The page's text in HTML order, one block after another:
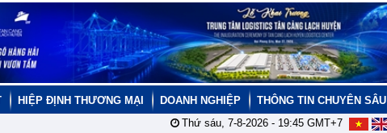
HIỆP ĐỊNH THƯƠNG MẠI DOANH NGHIỆP THÔNG TIN CHUYÊN SÂU
Thứ sáu, 7-8-2026 - 19:45GMT+7